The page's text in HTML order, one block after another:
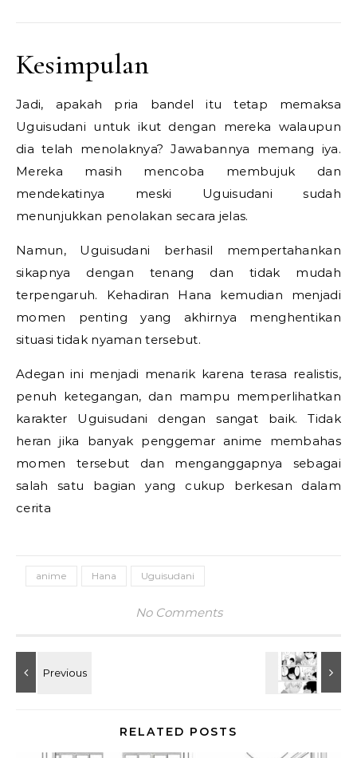
Kesimpulan
Jadi, apakah pria bandel itu tetap memaksa
Uguisudani untuk ikut dengan mereka walaupun
dia telah menolaknya? Jawabannya memang iya.
Mereka masih mencoba membujuk dan
mendekatinya meski Uguisudani sudah
menunjukkan penolakan secara jelas.
Namun, Uguisudani berhasil mempertahankan
sikapnya dengan tenang dan tidak mudah
terpengaruh. Kehadiran Hana kemudian menjadi
momen penting yang akhirnya menghentikan
situasi tidak nyaman tersebut.
Adegan ini menjadi menarik karena terasa realistis,
penuh ketegangan, dan mampu memperlihatkan
karakter Uguisudani dengan sangat baik. Tidak
heran jika banyak penggemar anime membahas
momen tersebut dan menganggapnya sebagai
salah satu bagian yang cukup berkesan dalam
cerita
anime Hana Uguisudani
No Comments
RELATED POSTS